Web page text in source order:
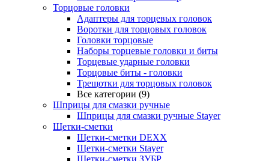
Торцовые головки
Адаптеры для торцевых головок
Воротки для торцовых головок
Головки торцовые
Наборы торцевые головки и биты
Торцевые ударные головки
Торцовые биты - головки
Трещотки для торцовых головок
Все категории (9)
Шприцы для смазки ручные
Шприцы для смазки ручные Stayer
Щетки-сметки
Щетки-сметки DEXX
Щетки-сметки Stayer
Щетки-сметки ЗУБР